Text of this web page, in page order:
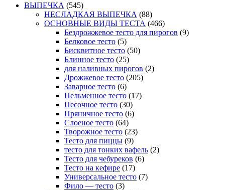
ВЫПЕЧКА (545)
НЕСЛАДКАЯ ВЫПЕЧКА (88)
ОСНОВНЫЕ ВИДЫ ТЕСТА (466)
Бездрожжевое тесто для пирогов (9)
Белковое тесто (5)
Бисквитное тесто (50)
Блинное тесто (25)
для наливных пирогов (2)
Дрожжевое тесто (205)
Заварное тесто (6)
Пельменное тесто (17)
Песочное тесто (30)
Пряничное тесто (6)
Слоеное тесто (64)
Творожное тесто (23)
Тесто для пиццы (9)
тесто для тонких вафель (2)
Тесто для чебуреков (6)
Тесто на кефире (17)
Универсальное тесто (7)
Фило — тесто (3)